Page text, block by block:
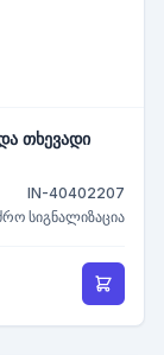
თხევადი
IN-40402207
სიგნალიზაცია